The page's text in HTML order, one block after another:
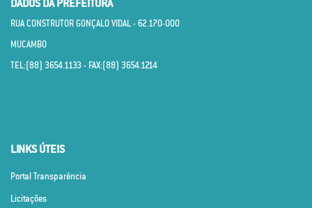
DADOS DA PREFEITURA
RUA CONSTRUTOR GONÇALO VIDAL - 62.170­-000
MUCAMBO
TEL:(88) 3654.1133 - FAX:(88) 3654.1214
LINKS ÚTEIS
Portal Transparência
Licitações